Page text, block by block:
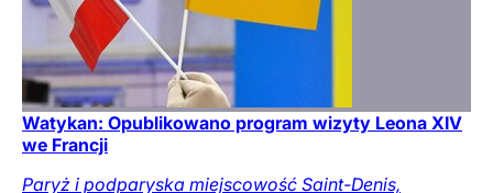
Watykan: Opublikowano program wizyty Leona XIV
we Francji
Paryż i podparyska miejscowość Saint-Denis,